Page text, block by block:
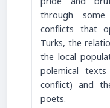
through
conflicts that
Turks, the
the local
polemical
conflict) and
poets.